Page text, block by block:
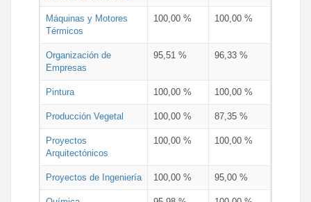
Máquinas y Motores
Térmicos
100,00 % 100,00 %
Organización de
Empresas
95,51 % 96,33 %
Pintura 100,00 % 100,00 %
Producción Vegetal 100,00 % 87,35 %
Proyectos
Arquitectónicos
100,00 % 100,00 %
Proyectos de Ingeniería 100,00 % 95,00 %